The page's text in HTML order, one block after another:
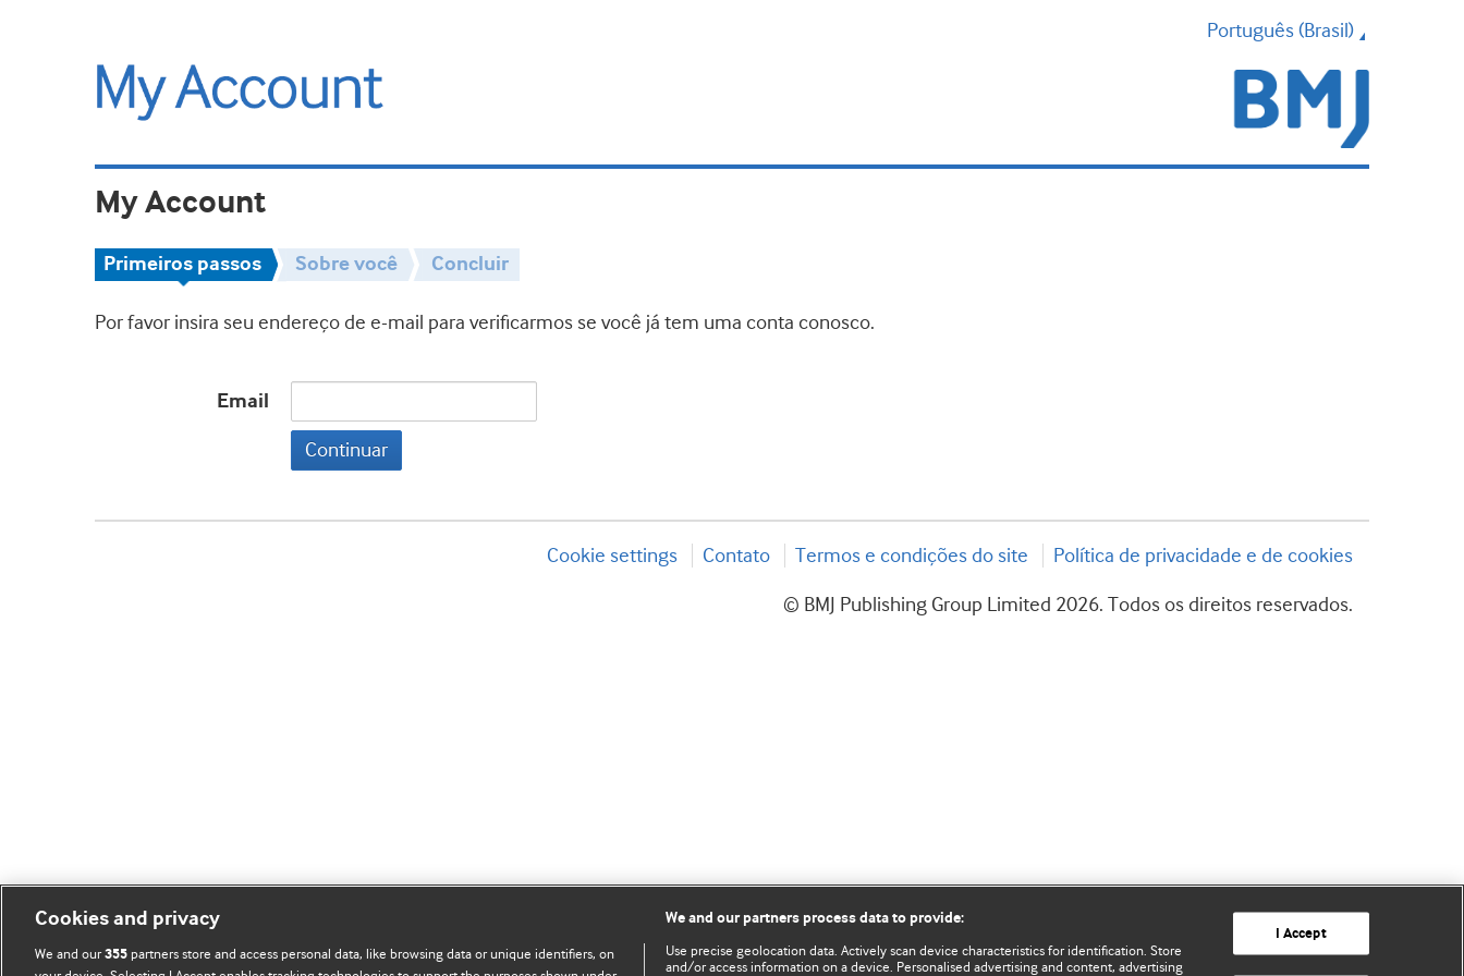
Português (Brasil)
My Account
Primeiros passos Sobre você Concluir
Por favor insira seu endereço de e-mail para verificarmos se você já tem uma conta conosco.
Email
Continuar
Cookie settings Contato Termos e condições do site Política de privacidade e de cookies
© BMJ Publishing Group Limited 2026. Todos os direitos reservados.
Cookies and privacy
We and our355 partners store and access personal data, like browsing data or unique identifiers, on
We and our partners process data to provide:
Use precise geolocation data. Actively scan device characteristics for identification. Store
and/or access information on a device. Personalised advertising and content, advertising
I Accept